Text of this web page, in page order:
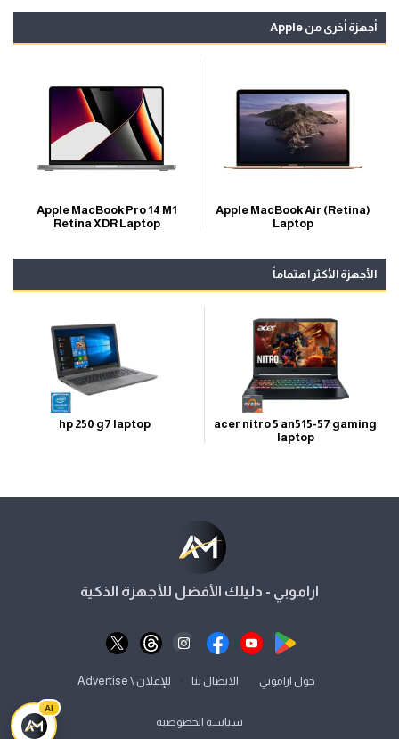
أجهزة أخرى من Apple
Apple MacBook Air (Retina)
Laptop
Apple MacBook Pro 14 M1
Retina XDR Laptop
الأجهزة الأكثر اهتماماً
acer nitro 5 an515-57 gaming
laptop
hp 250 g7 laptop
اراموبي - دليلك الأفضل للأجهزة الذكية
حول اراموبي الاتصال بنا للإعلان \ Advertise
سياسة الخصوصية
AI